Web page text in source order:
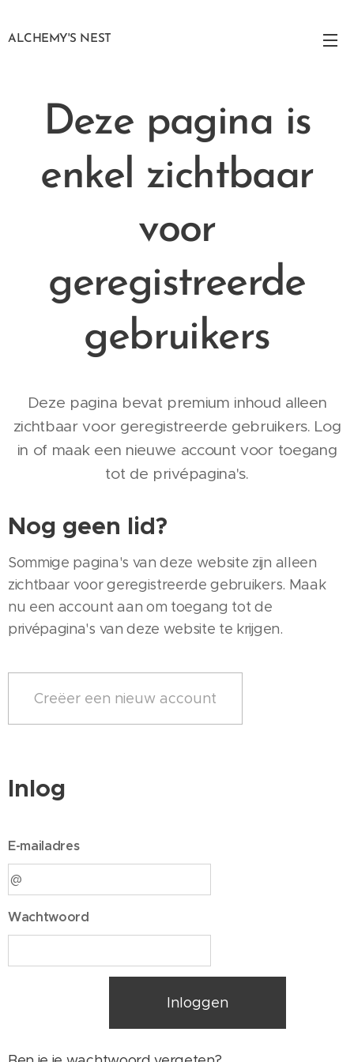
ALCHEMY'S NEST
Deze pagina is
enkel zichtbaar
voor
geregistreerde
gebruikers
Deze pagina bevat premium inhoud alleen
zichtbaar voor geregistreerde gebruikers. Log
in of maak een nieuwe account voor toegang
tot de privépagina's.
Nog geen lid?
Sommige pagina's van deze website zijn alleen
zichtbaar voor geregistreerde gebruikers. Maak
nu een account aan om toegang tot de
privépagina's van deze website te krijgen.
Creëer een nieuw account
Inlog
E-mailadres
Wachtwoord
Inloggen